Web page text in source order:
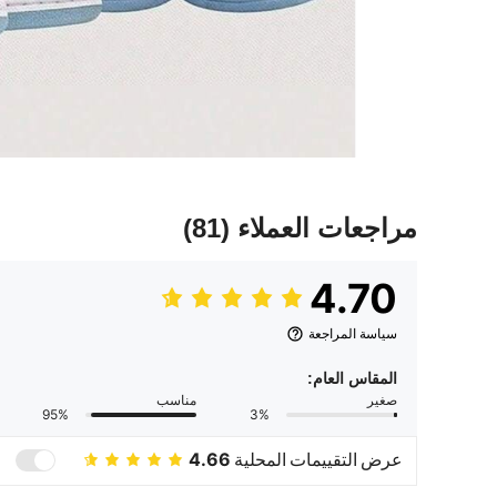
مراجعات العملاء (81)
4.70
سياسة المراجعة
المقاس العام:
صغير
3%
مناسب
95%
عرض التقييمات المحلية 4.66